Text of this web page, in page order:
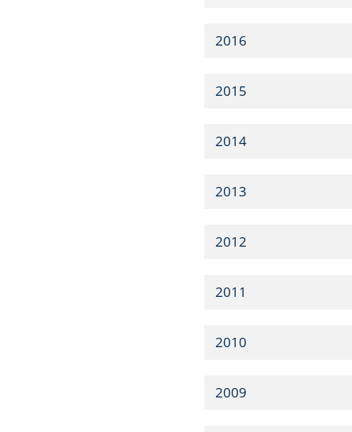
2016
2015
2014
2013
2012
2011
2010
2009